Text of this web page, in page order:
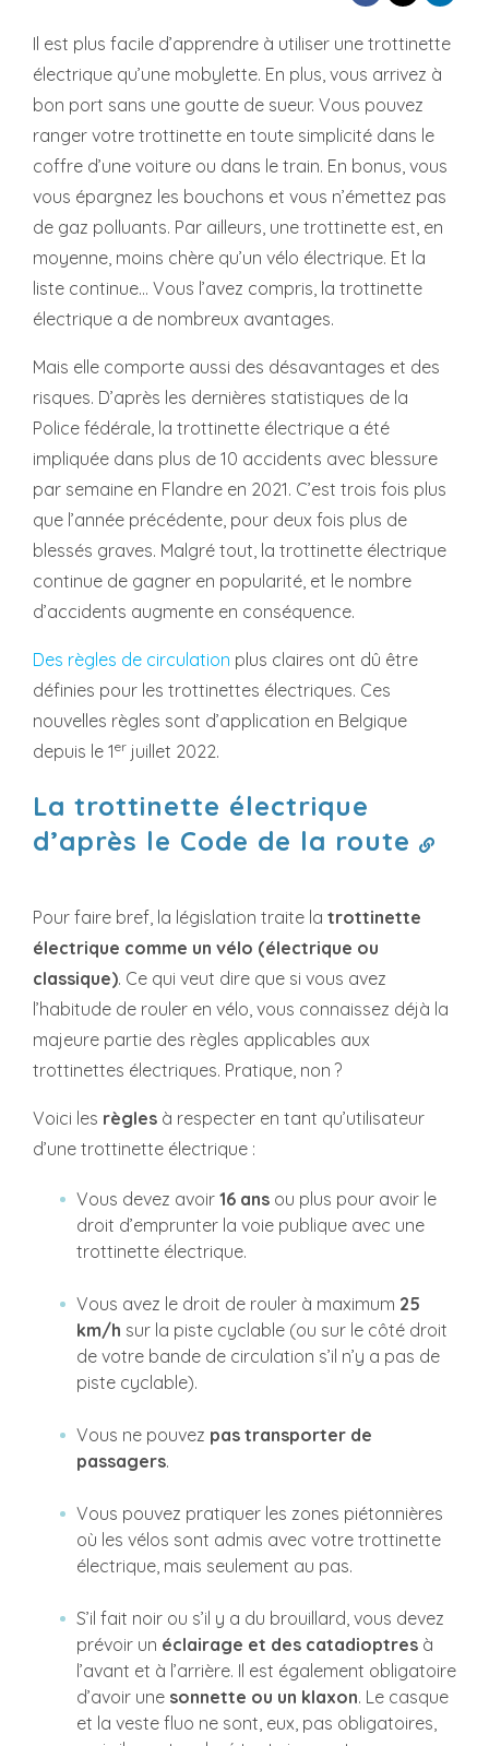
Il est plus facile d’apprendre à utiliser une trottinette
électrique qu’une mobylette. En plus, vous arrivez à
bon port sans une goutte de sueur. Vous pouvez
ranger votre trottinette en toute simplicité dans le
coffre d’une voiture ou dans le train. En bonus, vous
vous épargnez les bouchons et vous n’émettez pas
de gaz polluants. Par ailleurs, une trottinette est, en
moyenne, moins chère qu’un vélo électrique. Et la
liste continue... Vous l’avez compris, la trottinette
électrique a de nombreux avantages.
Mais elle comporte aussi des désavantages et des
risques. D’après les dernières statistiques de la
Police fédérale, la trottinette électrique a été
impliquée dans plus de 10 accidents avec blessure
par semaine en Flandre en 2021. C’est trois fois plus
que l’année précédente, pour deux fois plus de
blessés graves. Malgré tout, la trottinette électrique
continue de gagner en popularité, et le nombre
d’accidents augmente en conséquence.
Des règles de circulation plus claires ont dû être
définies pour les trottinettes électriques. Ces
nouvelles règles sont d’application en Belgique
depuis le 1er juillet 2022.
La trottinette électrique
d’après le Code de la route
Pour faire bref, la législation traite la trottinette
électrique comme un vélo (électrique ou
classique). Ce qui veut dire que si vous avez
l’habitude de rouler en vélo, vous connaissez déjà la
majeure partie des règles applicables aux
trottinettes électriques. Pratique, non ?
Voici les règles à respecter en tant qu’utilisateur
d’une trottinette électrique :
Vous devez avoir 16 ans ou plus pour avoir le
droit d’emprunter la voie publique avec une
trottinette électrique.
Vous avez le droit de rouler à maximum 25
km/h sur la piste cyclable (ou sur le côté droit
de votre bande de circulation s’il n’y a pas de
piste cyclable).
Vous ne pouvez pas transporter de
passagers.
Vous pouvez pratiquer les zones piétonnières
où les vélos sont admis avec votre trottinette
électrique, mais seulement au pas.
S’il fait noir ou s’il y a du brouillard, vous devez
prévoir un éclairage et des catadioptres à
l’avant et à l’arrière. Il est également obligatoire
d’avoir une sonnette ou un klaxon. Le casque
et la veste fluo ne sont, eux, pas obligatoires,